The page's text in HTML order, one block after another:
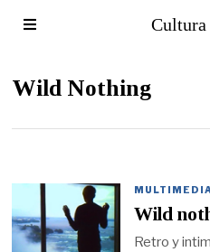
Cultura
Wild Nothing
Wild
Retro y